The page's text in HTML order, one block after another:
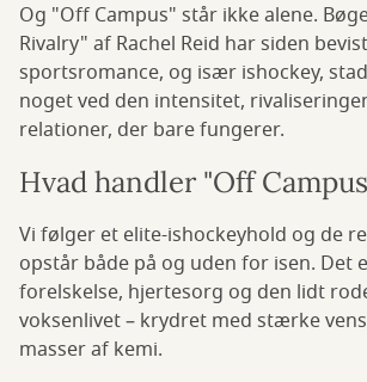
Og "Off Campus" står ikke alene.
Rivalry" af Rachel Reid har siden
sportsromance, og især ishockey,
noget ved den intensitet,
relationer, der bare fungerer.
Hvad handler "Off
Vi følger et elite-ishockeyhold og de
opstår både på og uden for isen. Det
forelskelse, hjertesorg og den lidt
voksenlivet – krydret med stærke
masser af kemi.